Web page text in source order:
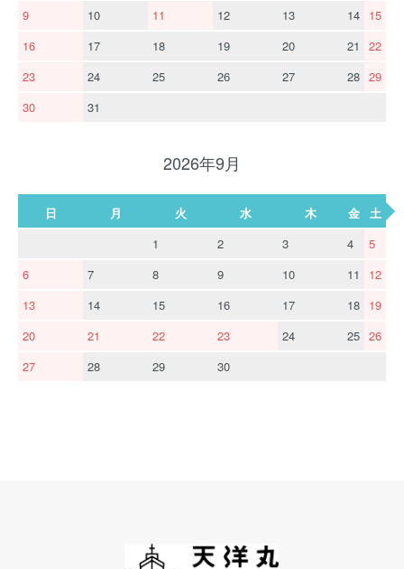
9
10 11 12 13 14 15
16
17 18 19 20 21
22
23
24 25 26 27 28 29
30
31
2026年9月
日 月 火 水 木 金
土
1
2 3 4
5
6
7 8 9 10 11
12
13
14 15 16 17 18 19
20
21 22 23 24 25 26
27
28 29 30